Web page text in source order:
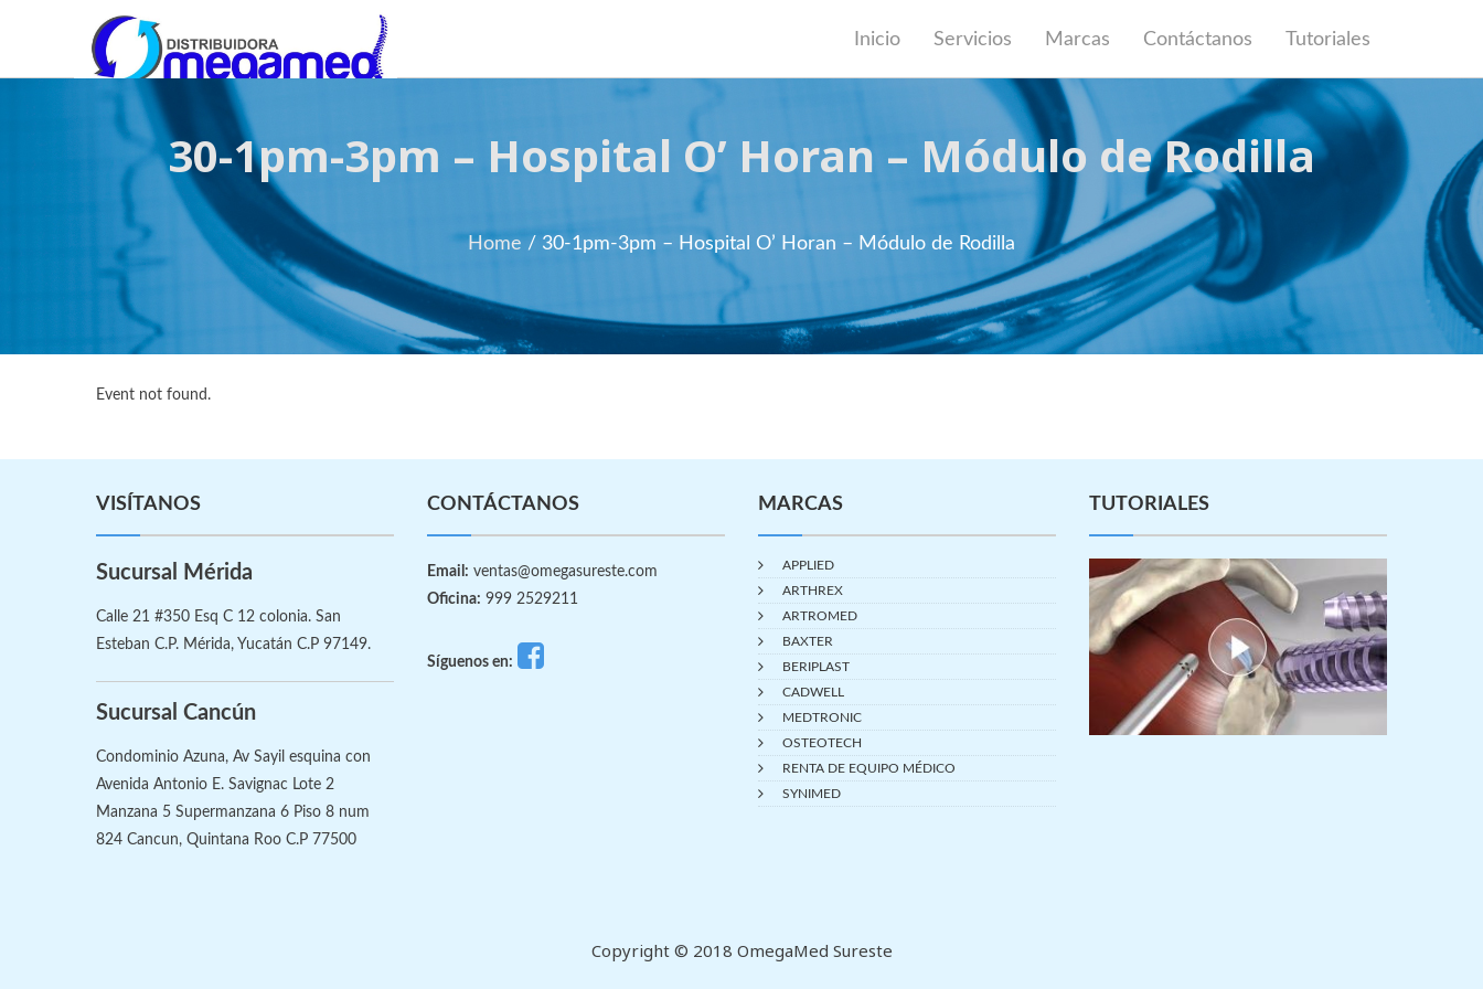
OmegaMed Sureste
OmegaMed Sureste
Inicio Servicios Marcas Contáctanos Tutoriales
30-1pm-3pm – Hospital O’ Horan – Módulo de Rodilla
Home / 30-1pm-3pm – Hospital O’ Horan – Módulo de Rodilla
Event not found.
VISÍTANOS
Sucursal Mérida
Calle 21 #350 Esq C 12 colonia. San
Esteban C.P. Mérida, Yucatán C.P 97149.
Sucursal Cancún
Condominio Azuna, Av Sayil esquina con
Avenida Antonio E. Savignac Lote 2
Manzana 5 Supermanzana 6 Piso 8 num
824 Cancun, Quintana Roo C.P 77500
CONTÁCTANOS
Email: ventas@omegasureste.com
Oficina: 999 2529211
Síguenos en:
MARCAS
APPLIED
ARTHREX
ARTROMED
BAXTER
BERIPLAST
CADWELL
MEDTRONIC
OSTEOTECH
RENTA DE EQUIPO MÉDICO
SYNIMED
TUTORIALES
Copyright © 2018 OmegaMed Sureste